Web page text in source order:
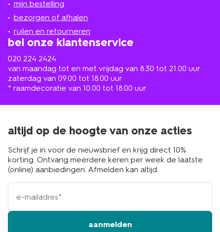
mijn bestelling
bezorgen of afhalen
ruilen en retourneren
bel onze klantenservice
020 224 2424
van maandag tot en met vrijdag van 8.30 tot 21.00 uur
zaterdag van 09.00 tot 18.00 uur
* raamdecoratie van 10.00 tot 18.00 uur
in
de
buurt
altijd op de hoogte van onze acties
Schrijf je in voor de nieuwsbrief en krijg direct 10%
korting. Ontvang meerdere keren per week de laatste
(online) aanbiedingen. Afmelden kan altijd.
e-
mailadres
aanmelden